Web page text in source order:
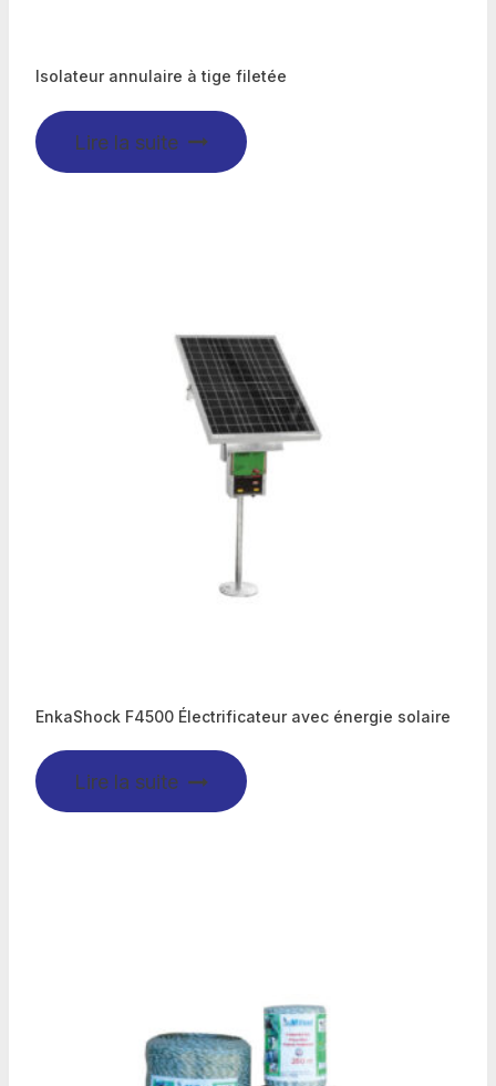
Isolateur annulaire à tige filetée
Lire la suite
EnkaShock F4500 Électrificateur avec énergie solaire
Lire la suite